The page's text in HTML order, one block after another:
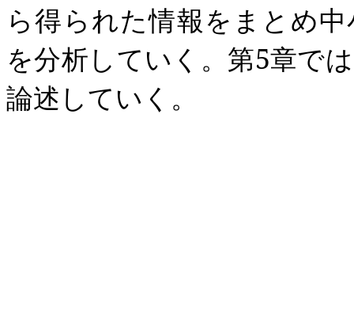
ら得られた情報をまとめ
を分析していく。第5章で
論述していく。